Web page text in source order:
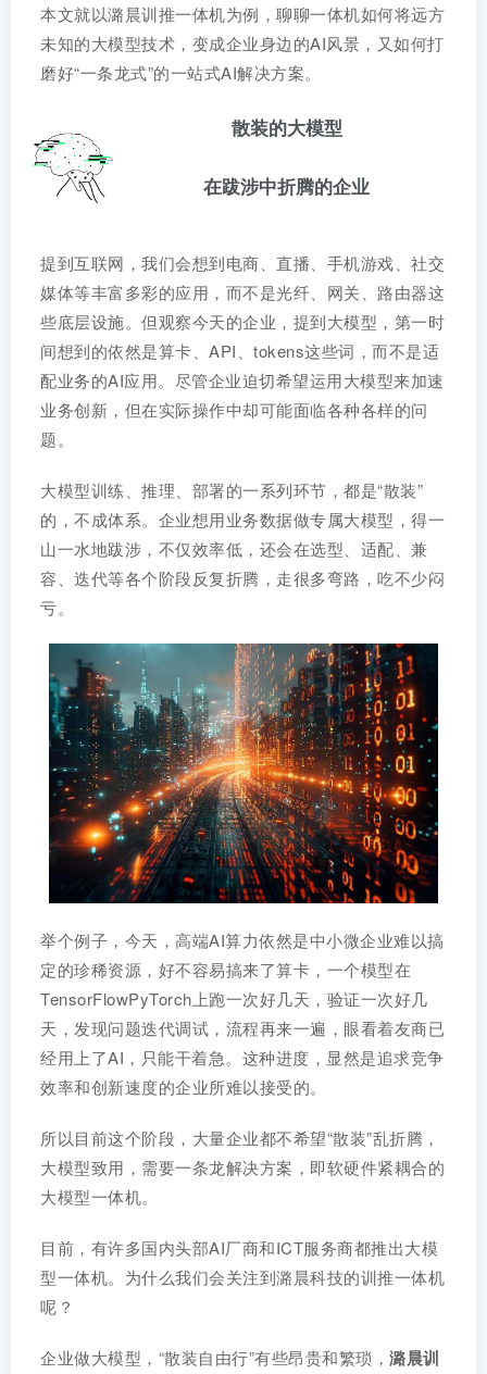
本文就以潞晨训推一体机为例，聊聊一体机如何将远方
未知的大模型技术，变成企业身边的AI风景，又如何打
磨好“一条龙式”的一站式AI解决方案。
散装的大模型
在跋涉中折腾的企业
提到互联网，我们会想到电商、直播、手机游戏、社交
媒体等丰富多彩的应用，而不是光纤、网关、路由器这
些底层设施。但观察今天的企业，提到大模型，第一时
间想到的依然是算卡、API、tokens这些词，而不是适
配业务的AI应用。尽管企业迫切希望运用大模型来加速
业务创新，但在实际操作中却可能面临各种各样的问
题。
大模型训练、推理、部署的一系列环节，都是“散装”
的，不成体系。企业想用业务数据做专属大模型，得一
山一水地跋涉，不仅效率低，还会在选型、适配、兼
容、迭代等各个阶段反复折腾，走很多弯路，吃不少闷
亏。
举个例子，今天，高端AI算力依然是中小微企业难以搞
定的珍稀资源，好不容易搞来了算卡，一个模型在
TensorFlowPyTorch上跑一次好几天，验证一次好几
天，发现问题迭代调试，流程再来一遍，眼看着友商已
经用上了AI，只能干着急。这种进度，显然是追求竞争
效率和创新速度的企业所难以接受的。
所以目前这个阶段，大量企业都不希望“散装”乱折腾，
大模型致用，需要一条龙解决方案，即软硬件紧耦合的
大模型一体机。
目前，有许多国内头部AI厂商和ICT服务商都推出大模
型一体机。为什么我们会关注到潞晨科技的训推一体机
呢？
企业做大模型，“散装自由行”有些昂贵和繁琐， 潞晨训